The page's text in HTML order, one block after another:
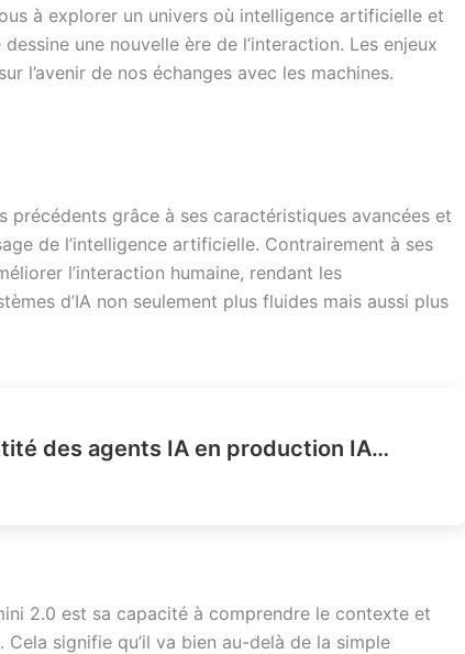
à explorer un univers où intelligence artificielle et
une nouvelle ère de l’interaction. Les enjeux
l’avenir de nos échanges avec les machines.
précédents grâce à ses caractéristiques avancées et
de l’intelligence artificielle. Contrairement à ses
l’interaction humaine, rendant les
d’IA non seulement plus fluides mais aussi plus
Comment gérer l’identité des agents IA en production IAM ?
2.0 est sa capacité à comprendre le contexte et
signifie qu’il va bien au-delà de la simple